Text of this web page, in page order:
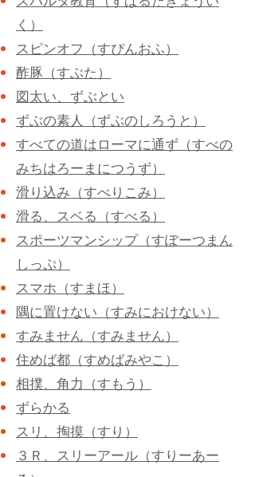
く）
スピンオフ（すぴんおふ）
酢豚（すぶた）
図太い、ずぶとい
ずぶの素人（ずぶのしろうと）
すべての道はローマに通ず（すべの
みちはろーまにつうず）
滑り込み（すべりこみ）
滑る、スベる（すべる）
スポーツマンシップ（すぽーつまん
しっぷ）
スマホ（すまほ）
隅に置けない（すみにおけない）
すみません（すみません）
住めば都（すめばみやこ）
相撲、角力（すもう）
ずらかる
スリ、掏摸（すり）
３Ｒ、スリーアール（すりーあー